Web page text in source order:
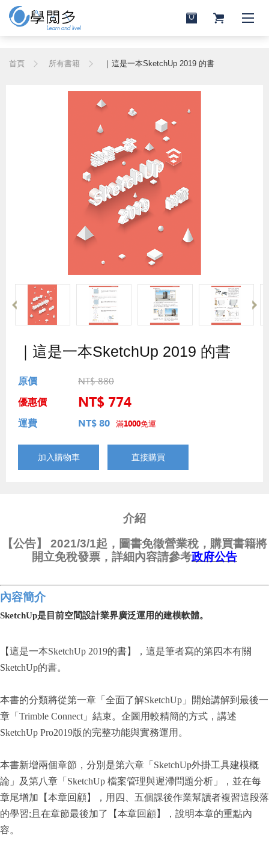
首頁 所有書籍 ｜這是一本SketchUp 2019 的書
｜這是一本SketchUp 2019 的書
原價
NT$ 880
優惠價
NT$ 774
運費 NT$ 80 滿1000免運
加入購物車 直接購買
介紹
【公告】 2021/3/1起，圖書免徵營業稅，購買書籍將
開立免稅發票，詳細內容請參考政府公告
內容簡介
SketchUp是目前空間設計業界廣泛運用的建模軟體。
【這是一本SketchUp 2019的書】，這是筆者寫的第四本有關
SketchUp的書。
本書的分類將從第一章「全面了解SketchUp」開始講解到最後一
章「Trimble Connect」結束。企圖用較精簡的方式，講述
SketchUp Pro2019版的完整功能與實務運用。
本書新增兩個章節，分別是第六章「SketchUp外掛工具建模概
論」及第八章「SketchUp 檔案管理與遲滯問題分析」，並在每
章尾增加【本章回顧】，用四、五個課後作業幫讀者複習這段落
的學習;且在章節最後加了【本章回顧】，說明本章的重點內
容。